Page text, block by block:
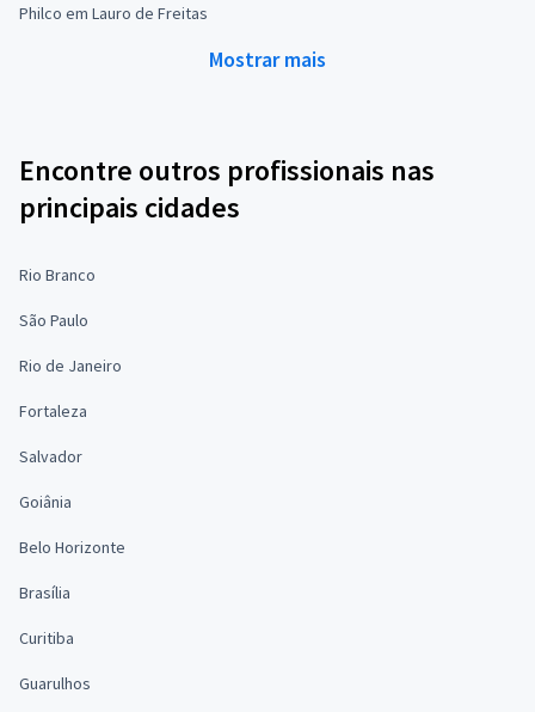
Philco em Lauro de Freitas
Mostrar mais
Encontre outros profissionais nas
principais cidades
Rio Branco
São Paulo
Rio de Janeiro
Fortaleza
Salvador
Goiânia
Belo Horizonte
Brasília
Curitiba
Guarulhos